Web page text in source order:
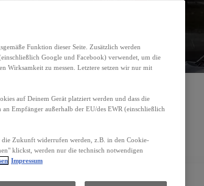
Funktion dieser Seite. Zusätzlich werden
Google und Facebook) verwendet, um die
Wirksamkeit zu messen. Letztere setzen wir nur mit
auf Deinem Gerät platziert werden und dass die
Empfänger außerhalb der EU/des EWR (einschließlich
Zukunft widerrufen werden, z.B. in den Cookie-
klickst, werden nur die technisch notwendigen
Impressum